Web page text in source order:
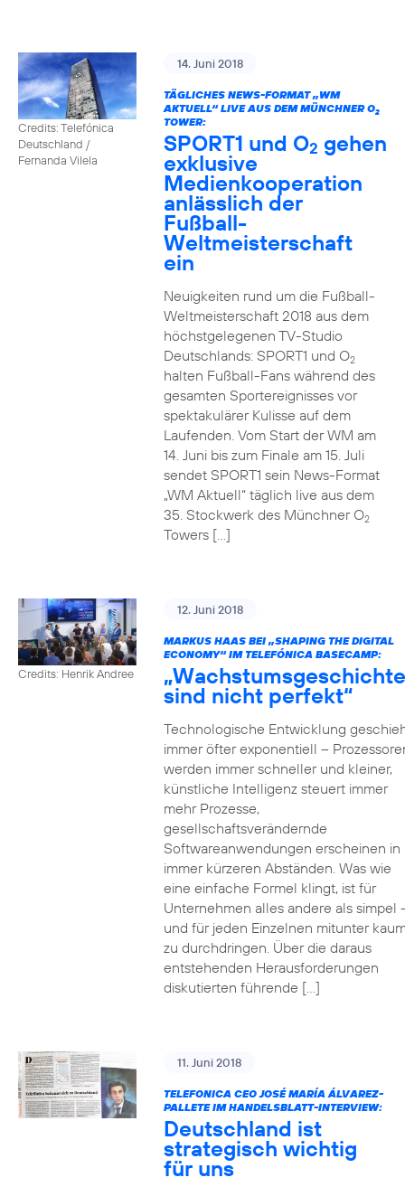
Credits: Telefónica
Deutschland /
Fernanda Vilela
14. Juni 2018
TÄGLICHES NEWS-FORMAT „WM
AKTUELL“ LIVE AUS DEM MÜNCHNER O2
TOWER:
SPORT1 und O2 gehen
exklusive
Medienkooperation
anlässlich der
Fußball-
Weltmeisterschaft
ein
Neuigkeiten rund um die Fußball-
Weltmeisterschaft 2018 aus dem
höchstgelegenen TV-Studio
Deutschlands: SPORT1 und O2
halten Fußball-Fans während des
gesamten Sportereignisses vor
spektakulärer Kulisse auf dem
Laufenden. Vom Start der WM am
14. Juni bis zum Finale am 15. Juli
sendet SPORT1 sein News-Format
„WM Aktuell“ täglich live aus dem
35. Stockwerk des Münchner O2
Towers […]
Credits: Henrik Andree
12. Juni 2018
MARKUS HAAS BEI „SHAPING THE DIGITAL
ECONOMY“ IM TELEFÓNICA BASECAMP:
sind nicht perfekt“
Technologische Entwicklung
immer öfter exponentiell –
werden immer schneller und kleiner,
künstliche Intelligenz steuert immer
mehr Prozesse,
gesellschaftsverändernde
Softwareanwendungen erscheinen in
immer kürzeren Abständen. Was wie
eine einfache Formel klingt, ist für
Unternehmen alles andere als simpel
und für jeden Einzelnen mitunter
zu durchdringen. Über die daraus
entstehenden Herausforderungen
diskutierten führende […]
11. Juni 2018
TELEFONICA CEO JOSÉ MARÍA ÁLVAREZ-
PALLETE IM HANDELSBLATT-INTERVIEW:
Deutschland ist
strategisch wichtig
für uns